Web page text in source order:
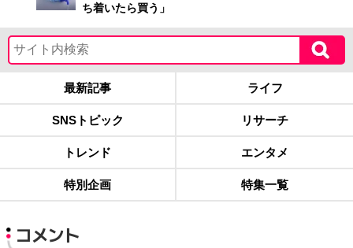
ち着いたら買う」
最新記事 ライフ
SNSトピック リサーチ
トレンド エンタメ
特別企画 特集一覧
コメント